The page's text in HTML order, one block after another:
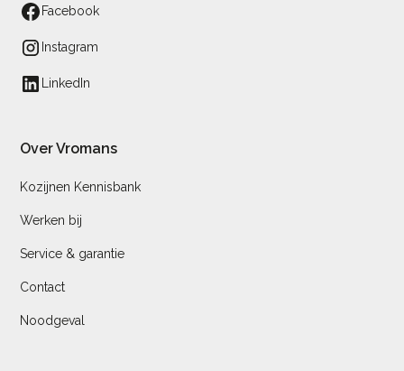
Facebook
Instagram
LinkedIn
Over Vromans
Kozijnen Kennisbank
Werken bij
Service & garantie
Contact
Noodgeval